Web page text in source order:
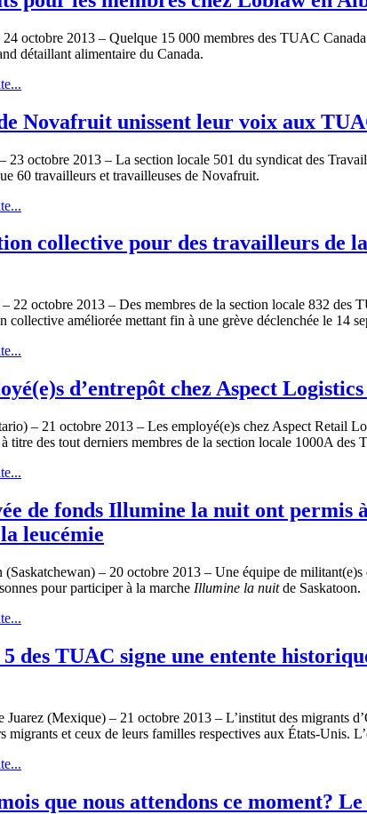
24 octobre 2013 – Quelque 15 000 membres des TUAC
détaillant alimentaire du Canada.
Novafruit unissent leur voix aux
– 23 octobre 2013 – La section locale 501 du syndicat des
60 travailleurs et travailleuses de Novafruit.
collective pour des travailleurs de
22 octobre 2013 – Des membres de la section locale 832 des
collective améliorée mettant fin à une grève déclenchée le 14
d’entrepôt chez Aspect
– 21 octobre 2013 – Les employé(e)s chez Aspect Retail
à titre des tout derniers membres de la section locale 1000A des
de fonds Illumine la nuit ont permis
leucémie
(Saskatchewan) – 20 octobre 2013 – Une équipe de
pour participer à la marche Illumine la nuitde Saskatoon.
des TUAC signe une entente
Juarez (Mexique) – 21 octobre 2013 – L’institut des migrants
migrants et ceux de leurs familles respectives aux États-Unis.
que nous attendons ce moment?